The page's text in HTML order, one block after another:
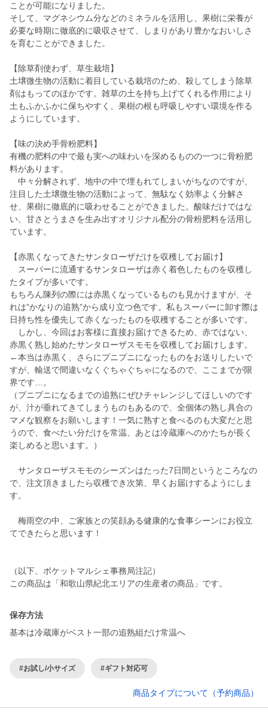
ことが可能になりました。
そして、マグネシウム分などのミネラルを活用し、果樹に栄養が
必要な時期に徹底的に吸収させて、しまりがあり豊かなおいしさ
を育むことができました。
【除草剤使わず、草生栽培】
土壌微生物の活動に着目している栽培のため、殺してしまう除草
剤はもってのほかです。雑草の土を持ち上げてくれる作用により
土もふかふかに保ちやすく、果樹の根も呼吸しやすい環境を作る
ようにしています。
【味の決め手骨粉肥料】
有機の肥料の中で最も実への味わいを深めるものの一つに骨粉肥
料があります。
中々分解されず、地中の中で埋もれてしまいがちなのですが、
注目した土壌微生物の活動によって、無駄なく効率よく分解さ
せ、果樹に徹底的に吸わせることができました。酸味だけではな
い、甘さとうまさを生み出すオリジナル配分の骨粉肥料を活用し
ています。
【赤黒くなってきたサンタローザだけを収穫してお届け】
スーパーに流通するサンタローザは赤く着色したものを収穫し
たタイプが多いです。
もちろん陳列の際には赤黒くなっているものも見かけますが、そ
れは”かなりの追熟”から成り立つ色です。私もスーパーに卸す際は
日持ち性を優先して赤くなったものを収穫することが多いです。
しかし、今回はお客様に直接お届けできるため、赤ではない、
赤黒く熟し始めたサンタローザスモモを収穫してお届けします。
←本当は赤黒く、さらにプニプニになったものをお送りしたいで
すが、輸送で間違いなくぐちゃぐちゃになるので、ここまでが限
界です…。
（プニプニになるまでの追熟にぜひチャレンジしてほしいのです
が、汁が垂れてきてしまうものもあるので、全個体の熟し具合の
マメな観察をお願いします！一気に熟すと食べるのも大変だと思
うので、食べたい分だけを常温、あとは冷蔵庫へのかたちが長く
楽しめると思います。）
サンタローザスモモのシーズンはたった7日間というところなの
で、注文頂きましたら収穫でき次第、早くお届けするようにしま
す。
梅雨空の中、ご家族との笑顔ある健康的な食事シーンにお役立
てできたらと思います！
（以下、ポケットマルシェ事務局注記）
この商品は「和歌山県紀北エリアの生産者の商品」です。
保存方法
基本は冷蔵庫がベスト一部の追熟組だけ常温へ
#お試し/小サイズ #ギフト対応可
商品タイプについて（予約商品）